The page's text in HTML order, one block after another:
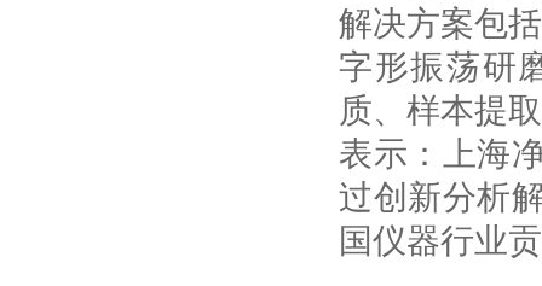
解决方案包
字形振荡研
质、样本提
表示：上海
过创新分析
国仪器行业